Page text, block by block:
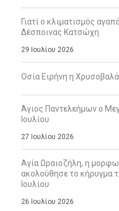
Γιατί ο κλιματισμός
Δέσποινας Κατσώχη
29 Ιουλίου 2026
Οσία Ειρήνη η
Άγιος Παντελεήμων ο
Ιουλίου
27 Ιουλίου 2026
Αγία Ωραιοζήλη, η
ακολούθησε το κήρυγμα
Ιουλίου
26 Ιουλίου 2026